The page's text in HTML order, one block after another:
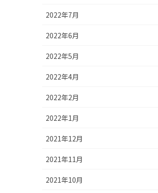
2022年7月
2022年6月
2022年5月
2022年4月
2022年2月
2022年1月
2021年12月
2021年11月
2021年10月